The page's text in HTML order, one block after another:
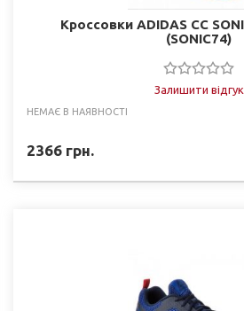
Кроссовки ADIDAS CC
(SONIC74)
Залишити відгук
НЕМАЄ В НАЯВНОСТІ
2366 грн.